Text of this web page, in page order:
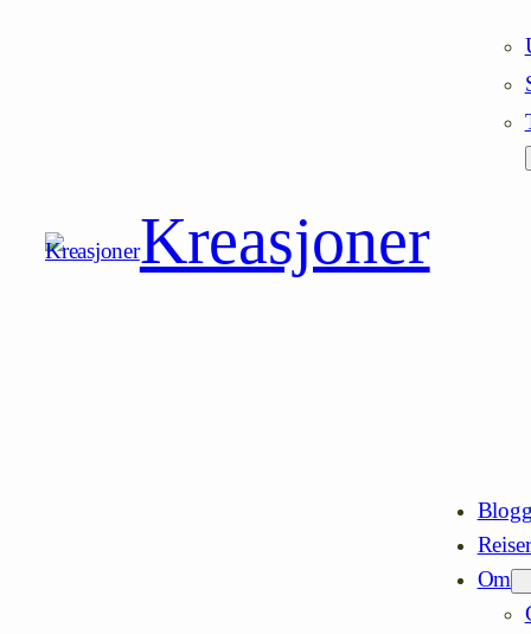
Kreasjoner
Reiser
Om